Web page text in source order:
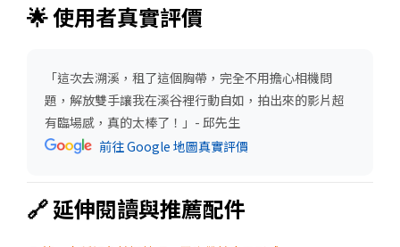
🌟 使用者真實評價
「這次去溯溪，租了這個胸帶，完全不用擔心相機問
題，解放雙手讓我在溪谷裡行動自如，拍出來的影片超
有臨場感，真的太棒了！ 」- 邱先生
前往 Google 地圖真實評價
🔗 延伸閱讀與推薦配件